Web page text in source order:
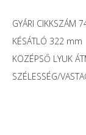
GYÁRI CIKKSZÁM
KÉSÁTLÓ 322 mm
KÖZÉPSŐ LYUK
SZÉLESSÉG/